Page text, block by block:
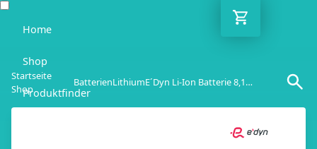
Home
Shop
Produktfinder
Startseite
Shop
BatterienLithium E´dyn Li-Ion Batterie 8,1 KWh